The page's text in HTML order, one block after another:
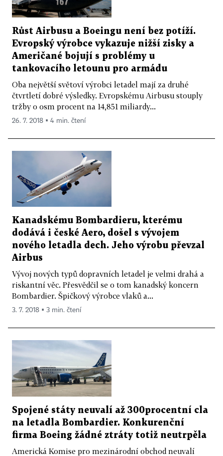
Růst Airbusu a Boeingu není bez potíží.
Evropský výrobce vykazuje nižší zisky a
Američané bojují s problémy u
tankovacího letounu pro armádu
Oba největší světoví výrobci letadel mají za druhé
čtvrtletí dobré výsledky. Evropskému Airbusu stouply
tržby o osm procent na 14,851 miliardy...
26. 7. 2018 ▪ 4 min. čtení
Kanadskému Bombardieru, kterému
dodává i české Aero, došel s vývojem
nového letadla dech. Jeho výrobu převzal
Airbus
Vývoj nových typů dopravních letadel je velmi drahá a
riskantní věc. Přesvědčil se o tom kanadský koncern
Bombardier. Špičkový výrobce vlaků a...
3. 7. 2018 ▪ 3 min. čtení
Spojené státy neuvalí až 300procentní cla
na letadla Bombardier. Konkurenční
firma Boeing žádné ztráty totiž neutrpěla
Americká Komise pro mezinárodní obchod neuvalí